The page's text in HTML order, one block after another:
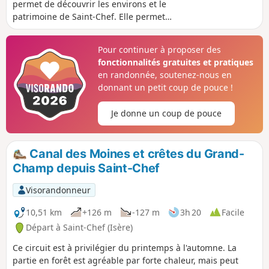
permet de découvrir les environs et le
patrimoine de Saint-Chef. Elle permet
notamment de passer devant
Pour continuer à proposer des
fonctionnalités gratuites et pratiques
en randonnée, soutenez-nous en
donnant un petit coup de pouce !
Je donne un coup de pouce
Canal des Moines et crêtes du Grand-
Champ depuis Saint-Chef
Visorandonneur
10,51 km
+126 m -127 m 3h 20
Facile
Départ à Saint-Chef (Isère)
Ce circuit est à privilégier du printemps à l'automne. La
partie en forêt est agréable par forte chaleur, mais peut